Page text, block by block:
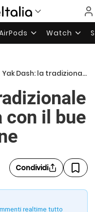
Watch
Yak Dash: la tradizionale corsa tibetana con il bue arriva su iPhone
con il bue
Condividi
realtime tutto